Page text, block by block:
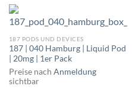
187 PODS UND DEVICES
187 | 040 Hamburg | Liquid Pod
| 20mg | 1er Pack
Preise nach Anmeldung
sichtbar